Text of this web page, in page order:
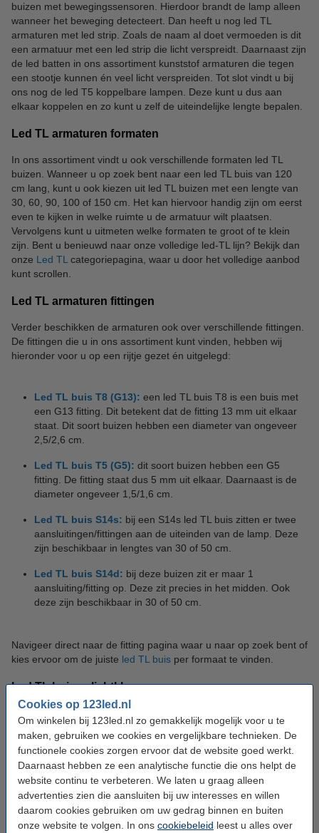
Cookies op 123led.nl
Om winkelen bij 123led.nl zo gemakkelijk mogelijk voor u te
maken, gebruiken we cookies en vergelijkbare technieken. De
functionele cookies zorgen ervoor dat de website goed werkt.
Daarnaast hebben ze een analytische functie die ons helpt de
website continu te verbeteren. We laten u graag alleen
advertenties zien die aansluiten bij uw interesses en willen
daarom cookies gebruiken om uw gedrag binnen en buiten
onze website te volgen. In ons cookiebeleid leest u alles over
buizen met bewegingssensoren. Hierdoor brandt de lamp alleen
wanneer het beweging detecteert. Dan heeft u nog led TL
armaturen met led strip. Zoals de naam al doet vermoeden is dit
een armatuur met een led strip die licht verspreidt. Daarnaast zijn
de led batten in ons assortiment kunststof armaturen die tegen
een stootje kunnen én veel licht verspreiden. Tot slot vindt u bij
ons nog de led T5 koppelbare lampen. Deze kunt u dus aan
elkaar koppelen en zo kunt u zelf de uiteindelijke lengte bepalen.
Led TL armaturen formaten
In ons assortiment vindt u ook verschillende formaten led TL
buizen. Wanneer u op zoek bent naar een led TL buis van 120
cm lang, kunt u ook kiezen uit led TL buizen met een lengte van
30, 60, 90, 100 of 150 cm. Het kan hiervoor handig zijn om eerst
even te kijken in welke ruimte u de armatuur wilt plaatsen.
Vervolgens kunt u uitmeten welke formaten te groot of te klein
zijn. Bent u benieuwd naar onze volledige led-TL lijn? Bekijk dan
onze Led TL categoriepagina, waar u door het volledige aanbod
kunt scrollen.
Led TL armaturen fittingen
Verder beschikken de armaturen ook over verschillende fittingen.
De fittingen die u in ons assortiment kunt vinden, hebben wij
hieronder voor u op een rijtje gezet én uitgelegd:
Led TL buis T8 (G13): een led TL buis T8 is een buis met
een G13 fitting. Dit betekent dat de fitting 13 mm uit elkaar
staat. Dit soort buizen hebben een diameter van ongeveer
2,5/2,6 cm.
Led TL buis T5 (G5): dit soort buizen hebben een G5
fitting. De fitting staat dus 5 mm uit elkaar. Daarnaast is de
diameter ongeveer 1,5/1,6 cm.
Led TL buis S14s: bij een S14s led TL buis zitten er twee
aansluitingen/fittingen aan de uiteinden van de lamp. Deze
zijn beschikbaar in lengtes van 30 of 50 cm.
Led TL buis S14d: bij deze buizen zit er maar 1
aansluiting/fitting op. Deze zit precies in het midden. Ook
deze zijn beschikbaar in 30 of 50 cm.
Navigeer direct naar de fitting pagina waar u naar op zoek bent of
kies ervoor om de juiste led TL buis per formaat te vinden.
Led TL buizen lichtkleuren
Een van de belangrijkste dingen is het kiezen van de lichtkleuren.
Welke lichtkleur u nodig heeft, is afhankelijk van waar u de led TL
buis ophangt en waar u het voor nodig heeft. Als u het gaat
gebruiken als praktisch licht in de garage om in te gaan klussen,
is het raadzaam om helder of koud wit te kiezen. Dat komt neer
op een kleurtemperatuur van tussen de 3200K en 6500K. Als u
het gaat gebruiken in bijvoorbeeld uw keuken en u wilt dat het
licht er wel sfeervol uitziet, raden we aan om te kiezen voor warm
wit licht. Vaak is hierbij de ideale kleurtemperatuur 2700K of